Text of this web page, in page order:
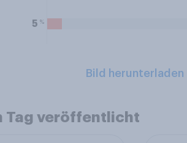
5 %
Bild herunterladen
Tag veröffentlicht